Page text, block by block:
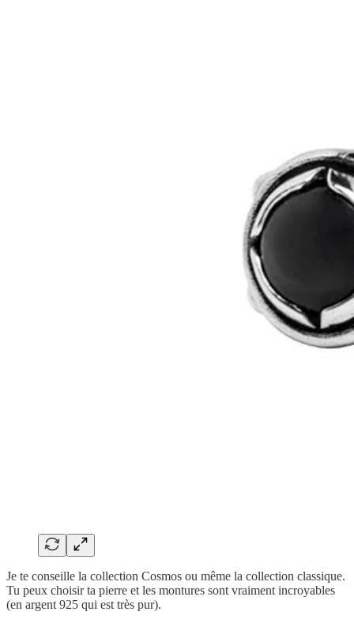
Je te conseille la collection Cosmos ou même la collection classique.
Tu peux choisir ta pierre et les montures sont vraiment incroyables
(en argent 925 qui est très pur).